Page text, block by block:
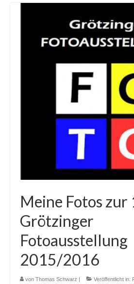
Meine Fotos zur
Grötzinger
Fotoausstellung
2015/2016
von Thomas Schwarz | Veröffentlicht in: